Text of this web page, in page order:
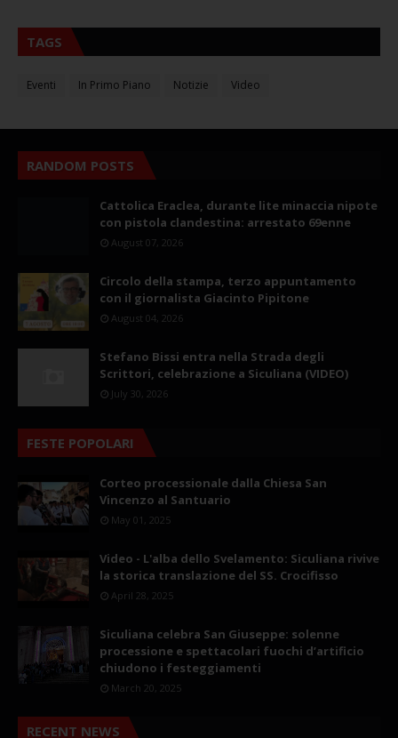
TAGS
Eventi In Primo Piano Notizie Video
RANDOM POSTS
Cattolica Eraclea, durante lite minaccia nipote
con pistola clandestina: arrestato 69enne
August 07, 2026
Circolo della stampa, terzo appuntamento
con il giornalista Giacinto Pipitone
August 04, 2026
Stefano Bissi entra nella Strada degli
Scrittori, celebrazione a Siculiana (VIDEO)
July 30, 2026
FESTE POPOLARI
Corteo processionale dalla Chiesa San
Vincenzo al Santuario
May 01, 2025
Video - L'alba dello Svelamento: Siculiana rivive
la storica translazione del SS. Crocifisso
April 28, 2025
Siculiana celebra San Giuseppe: solenne
processione e spettacolari fuochi d’artificio
chiudono i festeggiamenti
March 20, 2025
RECENT NEWS